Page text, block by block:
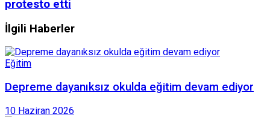
protesto etti
İlgili Haberler
Eğitim
Depreme dayanıksız okulda eğitim devam ediyor
10 Haziran 2026